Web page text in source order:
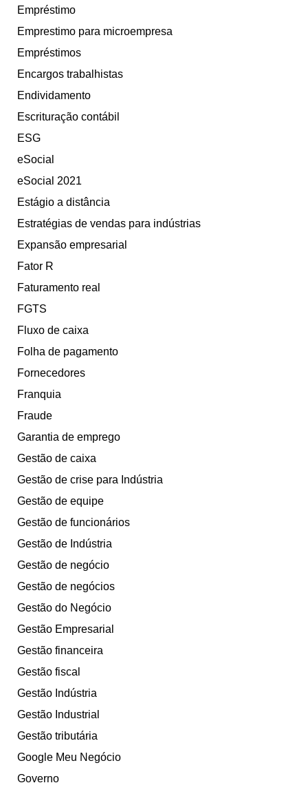
Empréstimo
Emprestimo para microempresa
Empréstimos
Encargos trabalhistas
Endividamento
Escrituração contábil
ESG
eSocial
eSocial 2021
Estágio a distância
Estratégias de vendas para indústrias
Expansão empresarial
Fator R
Faturamento real
FGTS
Fluxo de caixa
Folha de pagamento
Fornecedores
Franquia
Fraude
Garantia de emprego
Gestão de caixa
Gestão de crise para Indústria
Gestão de equipe
Gestão de funcionários
Gestão de Indústria
Gestão de negócio
Gestão de negócios
Gestão do Negócio
Gestão Empresarial
Gestão financeira
Gestão fiscal
Gestão Indústria
Gestão Industrial
Gestão tributária
Google Meu Negócio
Governo